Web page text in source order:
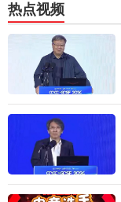
热点视频